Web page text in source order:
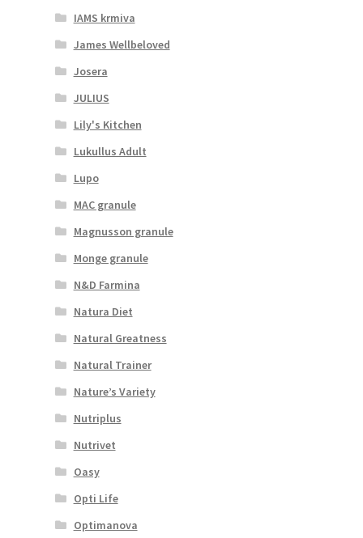
IAMS krmiva
James Wellbeloved
Josera
JULIUS
Lily's Kitchen
Lukullus Adult
Lupo
MAC granule
Magnusson granule
Monge granule
N&D Farmina
Natura Diet
Natural Greatness
Natural Trainer
Nature’s Variety
Nutriplus
Nutrivet
Oasy
Opti Life
Optimanova